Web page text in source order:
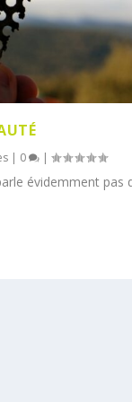
0 |
évidemment pas